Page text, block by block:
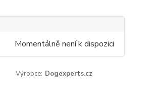
Momentálně není k dispozici
Výrobce: Dogexperts.cz